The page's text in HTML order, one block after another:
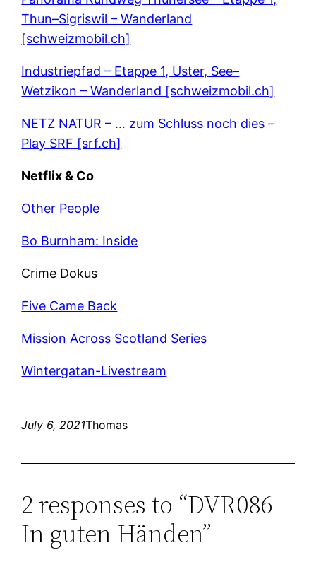
Thun–Sigriswil – Wanderland
[schweizmobil.ch]
Industriepfad – Etappe 1, Uster, See–
Wetzikon – Wanderland [schweizmobil.ch]
NETZ NATUR – … zum Schluss noch dies –
Play SRF [srf.ch]
Netflix & Co
Other People
Bo Burnham: Inside
Crime Dokus
Five Came Back
Mission Across Scotland Series
Wintergatan-Livestream
July 6, 2021Thomas
2 responses to “DVR086
In guten Händen”